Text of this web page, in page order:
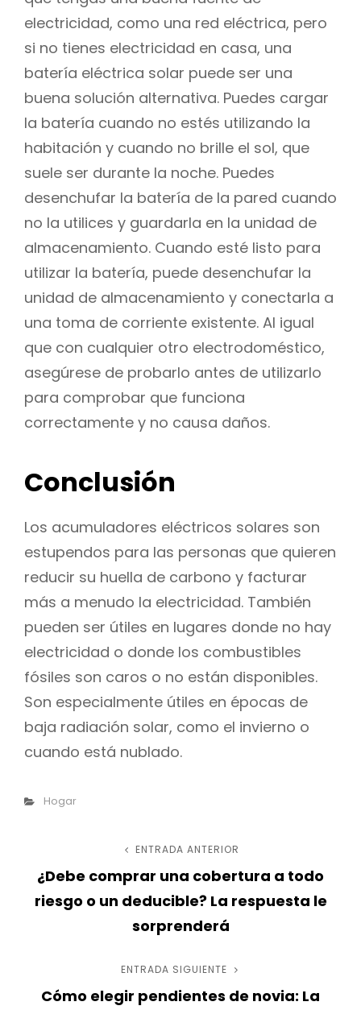
electricidad, como una red eléctrica, pero
si no tienes electricidad en casa, una
batería eléctrica solar puede ser una
buena solución alternativa. Puedes cargar
la batería cuando no estés utilizando la
habitación y cuando no brille el sol, que
suele ser durante la noche. Puedes
desenchufar la batería de la pared cuando
no la utilices y guardarla en la unidad de
almacenamiento. Cuando esté listo para
utilizar la batería, puede desenchufar la
unidad de almacenamiento y conectarla a
una toma de corriente existente. Al igual
que con cualquier otro electrodoméstico,
asegúrese de probarlo antes de utilizarlo
para comprobar que funciona
correctamente y no causa daños.
Conclusión
Los acumuladores eléctricos solares son
estupendos para las personas que quieren
reducir su huella de carbono y facturar
más a menudo la electricidad. También
pueden ser útiles en lugares donde no hay
electricidad o donde los combustibles
fósiles son caros o no están disponibles.
Son especialmente útiles en épocas de
baja radiación solar, como el invierno o
cuando está nublado.
Categorías
Hogar
Navegación
de
entradas
Entrada
anterior
ENTRADA ANTERIOR
¿Debe comprar una cobertura a todo
riesgo o un deducible? La respuesta le
sorprenderá
Entrada
siguiente
ENTRADA SIGUIENTE
Cómo elegir pendientes de novia: La